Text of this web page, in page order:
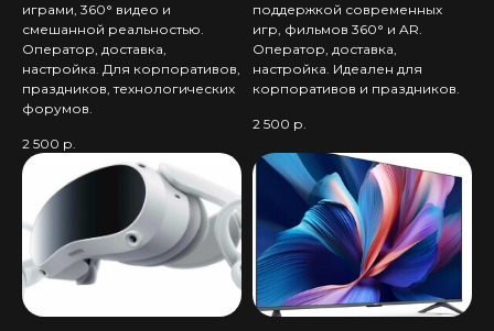
играми, 360° видео и
смешанной реальностью.
Оператор, доставка,
настройка. Для корпоративов,
праздников, технологических
форумов.
2 500 р.
поддержкой современных
игр, фильмов 360° и AR.
Оператор, доставка,
настройка. Идеален для
корпоративов и праздников.
2 500 р.
Оставьте заявку и наши
менеджеры подберут
идеальное предложение